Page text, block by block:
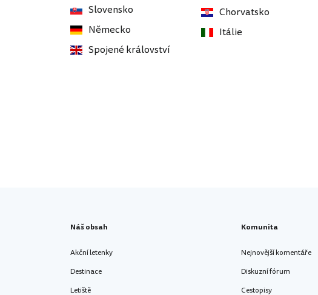
Slovensko
Německo
Spojené království
Chorvatsko
Itálie
Náš obsah
Akční letenky
Destinace
Letiště
Komunita
Nejnovější komentáře
Diskuzní fórum
Cestopisy